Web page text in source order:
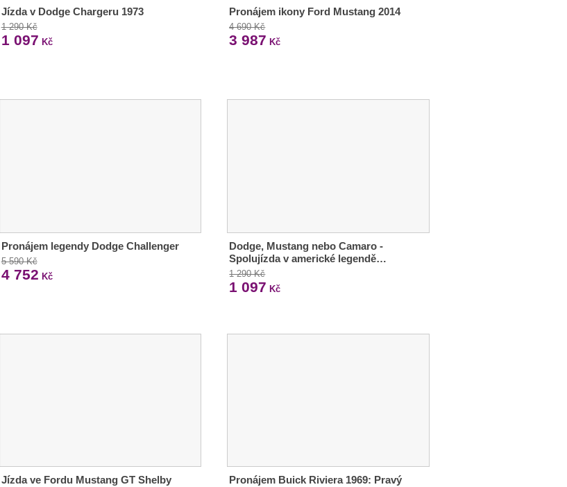
Jízda v Dodge Chargeru 1973
1 290 Kč
1 097 Kč
Pronájem ikony Ford Mustang 2014
4 690 Kč
3 987 Kč
Pronájem legendy Dodge Challenger
5 590 Kč
4 752 Kč
Dodge, Mustang nebo Camaro -
Spolujízda v americké legendě…
1 290 Kč
1 097 Kč
Jízda ve Fordu Mustang GT Shelby
Pronájem Buick Riviera 1969: Pravý